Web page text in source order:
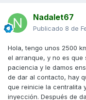
Nadalet67
Publicado 8 de
Hola, tengo unos 2500
el arranque, y no es que
paciencia y le damos
de dar al contacto, hay
que reinicie la centralita
inyección. Después de